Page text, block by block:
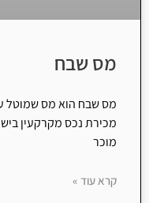
מס שבח
מס שבח הוא מס שמוטל
מכירת נכס מקרקעין
מוכר
קרא עוד »